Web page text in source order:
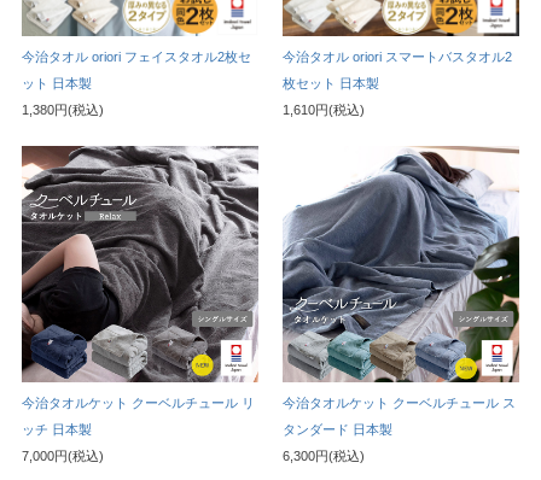
今治タオル oriori フェイスタオル2枚セ
ット 日本製
1,380円(税込)
今治タオル oriori スマートバスタオル2
枚セット 日本製
1,610円(税込)
今治タオルケット クーベルチュール リ
ッチ 日本製
7,000円(税込)
今治タオルケット クーベルチュール ス
タンダード 日本製
6,300円(税込)